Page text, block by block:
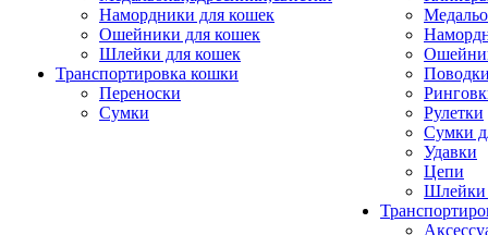
Намордники для кошек
Ошейники для кошек
Шлейки для кошек
Транспортировка кошки
Переноски
Сумки
Рулетки
Сумки
Удавки
Цепи
Шлейки